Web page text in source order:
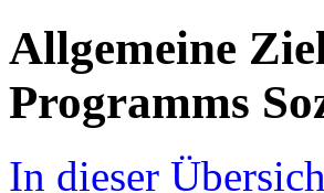
Allgemeine
Programms
In dieser